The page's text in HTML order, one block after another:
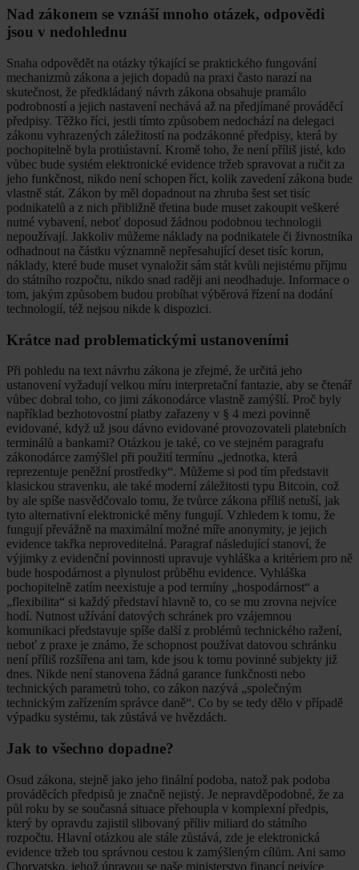
Nad zákonem se vznáší mnoho otázek, odpovědi
jsou v nedohlednu
Snaha odpovědět na otázky týkající se praktického fungování
mechanizmů zákona a jejich dopadů na praxi často narazí na
skutečnost, že předkládaný návrh zákona obsahuje pramálo
podrobností a jejich nastavení nechává až na předjímané prováděcí
předpisy. Těžko říci, jestli tímto způsobem nedochází na delegaci
zákonu vyhrazených záležitostí na podzákonné předpisy, která by
pochopitelně byla protiústavní. Kromě toho, že není příliš jisté, kdo
vůbec bude systém elektronické evidence tržeb spravovat a ručit za
jeho funkčnost, nikdo není schopen říct, kolik zavedení zákona bude
vlastně stát. Zákon by měl dopadnout na zhruba šest set tisíc
podnikatelů a z nich přibližně třetina bude muset zakoupit veškeré
nutné vybavení, neboť doposud žádnou podobnou technologii
nepoužívají. Jakkoliv můžeme náklady na podnikatele či živnostníka
odhadnout na částku významně nepřesahující deset tisíc korun,
náklady, které bude muset vynaložit sám stát kvůli nejistému příjmu
do státního rozpočtu, nikdo snad raději ani neodhaduje. Informace o
tom, jakým způsobem budou probíhat výběrová řízení na dodání
technologií, též nejsou nikde k dispozici.
Krátce nad problematickými ustanoveními
Při pohledu na text návrhu zákona je zřejmé, že určitá jeho
ustanovení vyžadují velkou míru interpretační fantazie, aby se čtenář
vůbec dobral toho, co jimi zákonodárce vlastně zamýšlí. Proč byly
například bezhotovostní platby zařazeny v § 4 mezi povinně
evidované, když už jsou dávno evidované provozovateli platebních
terminálů a bankami? Otázkou je také, co ve stejném paragrafu
zákonodárce zamýšlel při použití termínu „jednotka, která
reprezentuje peněžní prostředky“. Můžeme si pod tím představit
klasickou stravenku, ale také moderní záležitosti typu Bitcoin, což
by ale spíše nasvědčovalo tomu, že tvůrce zákona příliš netuší, jak
tyto alternativní elektronické měny fungují. Vzhledem k tomu, že
fungují převážně na maximální možné míře anonymity, je jejich
evidence takřka neproveditelná. Paragraf následující stanoví, že
výjimky z evidenční povinnosti upravuje vyhláška a kritériem pro ně
bude hospodárnost a plynulost průběhu evidence. Vyhláška
pochopitelně zatím neexistuje a pod termíny „hospodárnost“ a
„flexibilita“ si každý představí hlavně to, co se mu zrovna nejvíce
hodí. Nutnost užívání datových schránek pro vzájemnou
komunikaci představuje spíše další z problémů technického ražení,
neboť z praxe je známo, že schopnost používat datovou schránku
není příliš rozšířena ani tam, kde jsou k tomu povinné subjekty již
dnes. Nikde není stanovena žádná garance funkčnosti nebo
technických parametrů toho, co zákon nazývá „společným
technickým zařízením správce daně“. Co by se tedy dělo v případě
výpadku systému, tak zůstává ve hvězdách.
Jak to všechno dopadne?
Osud zákona, stejně jako jeho finální podoba, natož pak podoba
prováděcích předpisů je značně nejistý. Je nepravděpodobné, že za
půl roku by se současná situace přehoupla v komplexní předpis,
který by opravdu zajistil slibovaný příliv miliard do státního
rozpočtu. Hlavní otázkou ale stále zůstává, zde je elektronická
evidence tržeb tou správnou cestou k zamýšleným cílům. Ani samo
Chorvatsko, jehož úpravou se naše ministerstvo financí nejvíce